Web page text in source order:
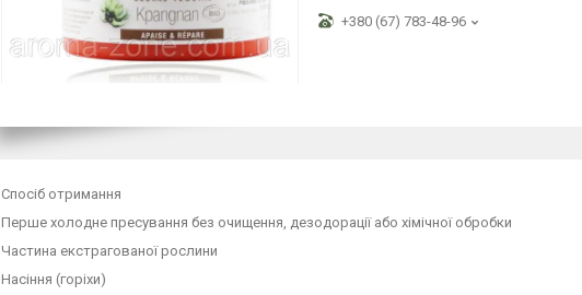
+380 (67) 783-48-96
Спосіб отримання
Перше холодне пресування без очищення, дезодорації або хімічної обробки
Частина екстрагованої рослини
Насіння (горіхи)